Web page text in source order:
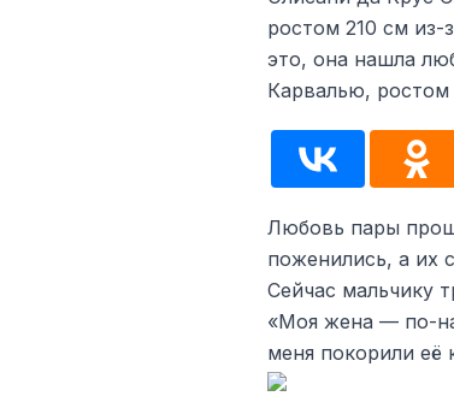
ростом 210 см из-
это, она нашла
Карвалью,
Любовь пары
поженились, а их
Сейчас мальчику
«Моя жена — по-
меня покорили её